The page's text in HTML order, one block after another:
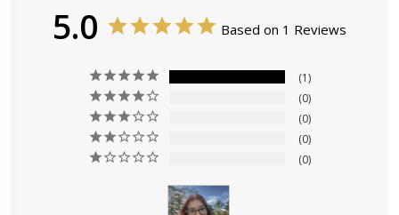
5.0 Based on 1 Reviews
1
0
0
0
0